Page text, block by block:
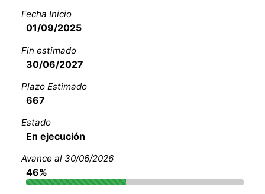
Fecha Inicio
01/09/2025
Fin estimado
30/06/2027
Plazo Estimado
667
Estado
En ejecución
Avance al 30/06/2026
46%